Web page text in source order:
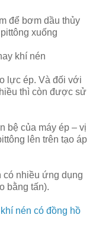
để bơm dầu thủy
xuống
khí nén
lực ép. Và đối với
thì còn được sử
bệ của máy ép – vị
lên trên tạo áp
có nhiều ứng dụng
bằng tấn).
nén có đồng hồ